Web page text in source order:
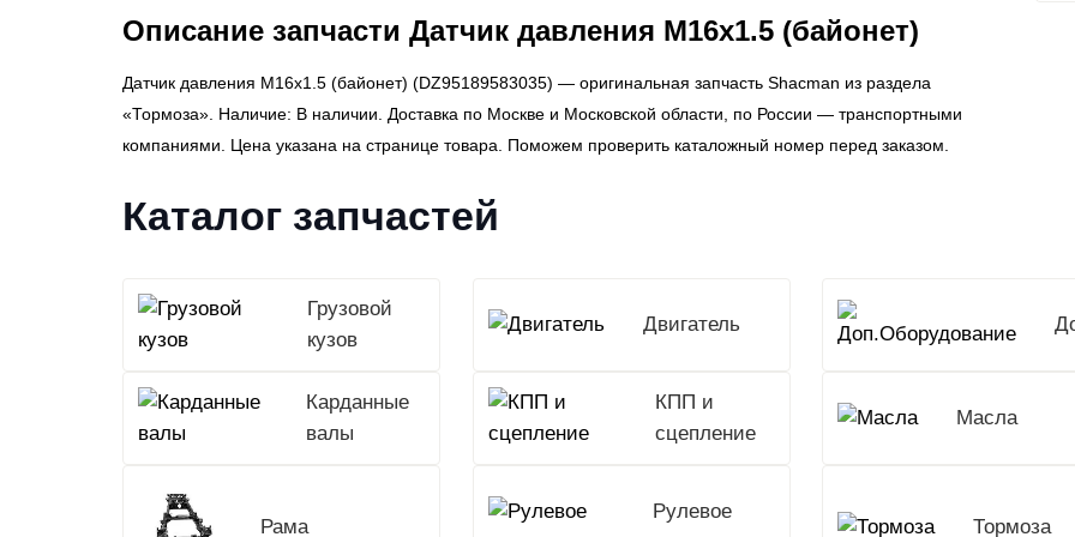
Описание запчасти Датчик давления M16x1.5 (байонет)
Датчик давления M16x1.5 (байонет) (DZ95189583035) — оригинальная запчасть Shacman из раздела
«Тормоза». Наличие: В наличии. Доставка по Москве и Московской области, по России — транспортными
компаниями. Цена указана на странице товара. Поможем проверить каталожный номер перед заказом.
Каталог запчастей
Грузовой
кузов
Двигатель
Карданные
валы
КПП и
сцепление
Масла
Рама
Рулевое
Тормоза